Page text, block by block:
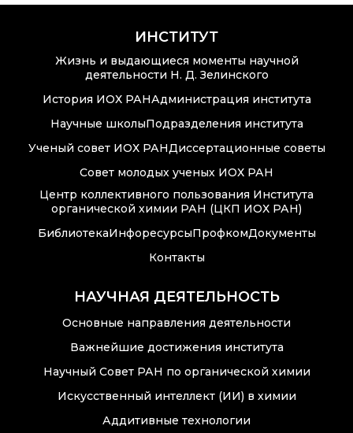
Конференции
Новости
диссертационных
советов
Конкурсы вакантных
должностей
История ВХК РАН
ИНСТИТУТ
Жизнь и выдающиеся моменты научной
деятельности Н. Д. Зелинского
История ИОХ РАНАдминистрация института
Научные школыПодразделения института
Ученый совет ИОХ РАНДиссертационные советы
Совет молодых ученых ИОХ РАН
Центр коллективного пользования Института
органической химии РАН (ЦКП ИОХ РАН)
БиблиотекаИнфоресурсыПрофкомДокументы
Контакты
НАУЧНАЯ ДЕЯТЕЛЬНОСТЬ
Основные направления деятельности
Важнейшие достижения института
Научный Совет РАН по органической химии
Искусственный интеллект (ИИ) в химии
Аддитивные технологии